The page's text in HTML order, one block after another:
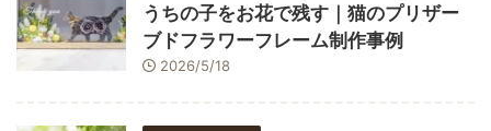
うちの子をお花で残す｜猫のプリザー
ブドフラワーフレーム制作事例
2026/5/18